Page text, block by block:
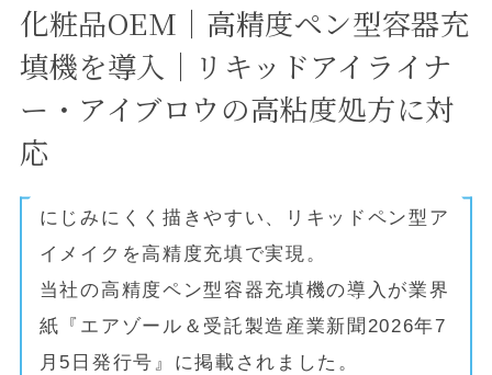
化粧品OEM｜高精度ペン型容器充
填機を導入｜リキッドアイライナ
ー・アイブロウの高粘度処方に対
応
にじみにくく描きやすい、リキッドペン型ア
イメイクを高精度充填で実現。
当社の高精度ペン型容器充填機の導入が業界
紙『エアゾール＆受託製造産業新聞2026年7
月5日発行号』に掲載されました。